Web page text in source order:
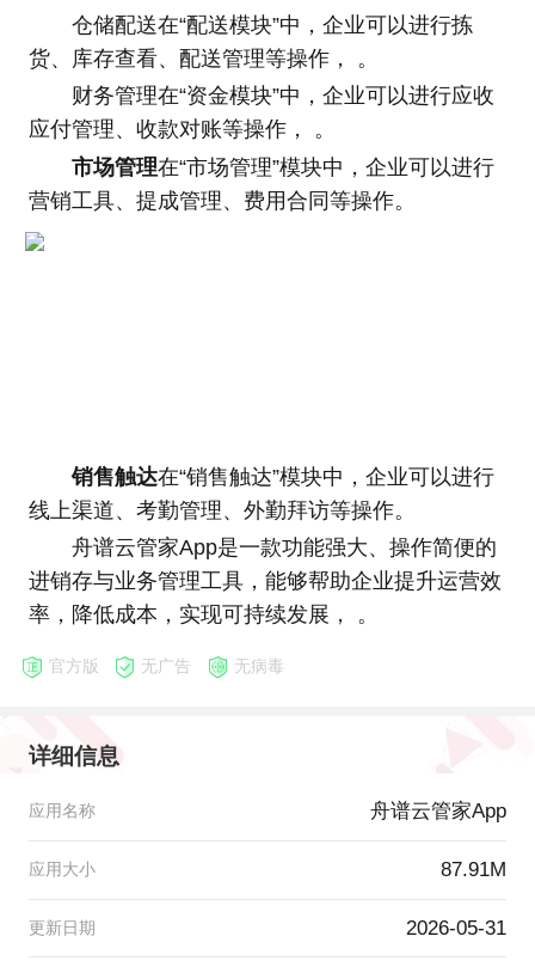
仓储配送在“配送模块”中，企业可以进行拣
货、库存查看、配送管理等操作， 。
财务管理在“资金模块”中，企业可以进行应收
应付管理、收款对账等操作， 。
市场管理在“市场管理”模块中，企业可以进行
营销工具、提成管理、费用合同等操作。
销售触达在“销售触达”模块中，企业可以进行
线上渠道、考勤管理、外勤拜访等操作。
舟谱云管家App是一款功能强大、操作简便的
进销存与业务管理工具，能够帮助企业提升运营效
率，降低成本，实现可持续发展， 。
官方版 无广告 无病毒
详细信息
应用名称 舟谱云管家App
应用大小 87.91M
更新日期 2026-05-31